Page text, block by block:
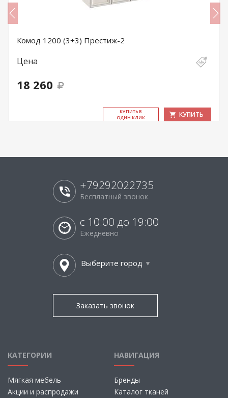
Комод 1200 (3+3) Престиж-2
Цена
18 260
КУ­ПИТЬ В
ОДИН КЛИК
КУПИТЬ
+79292022735
Бесплатный звонок
с 10:00 до 19:00
Ежедневно
Выберите город
Заказать звонок
КАТЕГОРИИ
Мягкая мебель
Акции и распродажи
НАВИГАЦИЯ
Бренды
Каталог тканей